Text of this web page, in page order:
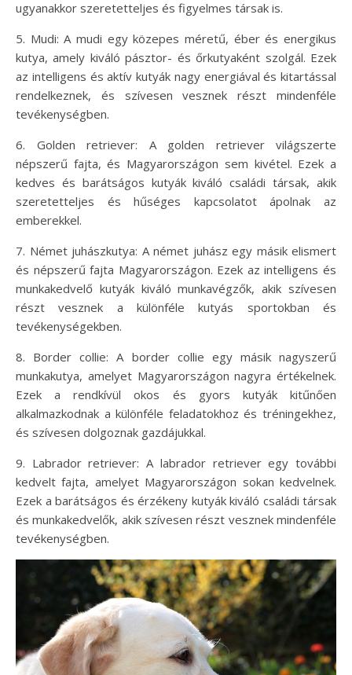
ugyanakkor szeretetteljes és figyelmes társak is.
5. Mudi: A mudi egy közepes méretű, éber és energikus
kutya, amely kiváló pásztor- és őrkutyaként szolgál. Ezek
az intelligens és aktív kutyák nagy energiával és kitartással
rendelkeznek, és szívesen vesznek részt mindenféle
tevékenységben.
6. Golden retriever: A golden retriever világszerte
népszerű fajta, és Magyarországon sem kivétel. Ezek a
kedves és barátságos kutyák kiváló családi társak, akik
szeretetteljes és hűséges kapcsolatot ápolnak az
emberekkel.
7. Német juhászkutya: A német juhász egy másik elismert
és népszerű fajta Magyarországon. Ezek az intelligens és
munkakedvelő kutyák kiváló munkavégzők, akik szívesen
részt vesznek a különféle kutyás sportokban és
tevékenységekben.
8. Border collie: A border collie egy másik nagyszerű
munkakutya, amelyet Magyarországon nagyra értékelnek.
Ezek a rendkívül okos és gyors kutyák kitűnően
alkalmazkodnak a különféle feladatokhoz és tréningekhez,
és szívesen dolgoznak gazdájukkal.
9. Labrador retriever: A labrador retriever egy további
kedvelt fajta, amelyet Magyarországon sokan kedvelnek.
Ezek a barátságos és érzékeny kutyák kiváló családi társak
és munkakedvelők, akik szívesen részt vesznek mindenféle
tevékenységben.